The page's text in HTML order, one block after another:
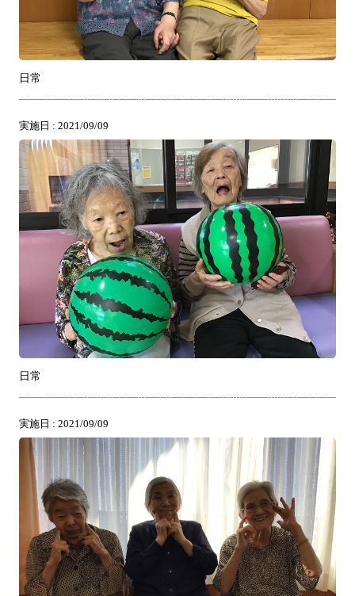
日常
実施日 : 2021/09/09
日常
実施日 : 2021/09/09